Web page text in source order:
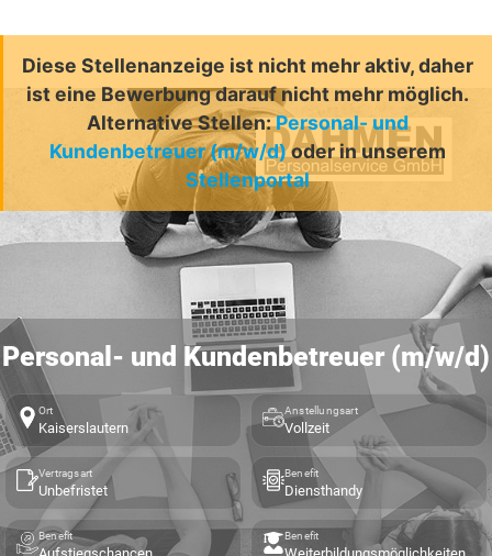
Diese Stellenanzeige ist nicht mehr aktiv, daher
ist eine Bewerbung darauf nicht mehr möglich.
Alternative Stellen:Personal- und
Kundenbetreuer (m/w/d)oder in unserem
Stellenportal
Personal- und Kundenbetreuer (m/w/d)
Ort
Kaiserslautern
Anstellungsart
Vollzeit
Vertragsart
Unbefristet
Benefit
Diensthandy
Benefit Benefit